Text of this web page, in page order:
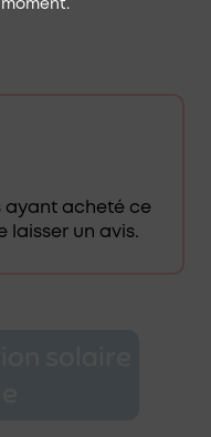
ayant acheté ce
laisser un avis.